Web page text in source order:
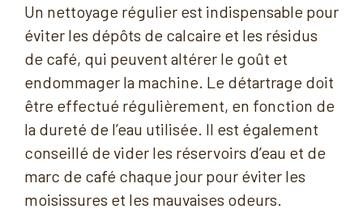
Un nettoyage régulier est indispensable pour
éviter les dépôts de calcaire et les résidus
de café, qui peuvent altérer le goût et
endommager la machine. Le détartrage doit
être effectué régulièrement, en fonction de
la dureté de l’eau utilisée. Il est également
conseillé de vider les réservoirs d’eau et de
marc de café chaque jour pour éviter les
moisissures et les mauvaises odeurs.